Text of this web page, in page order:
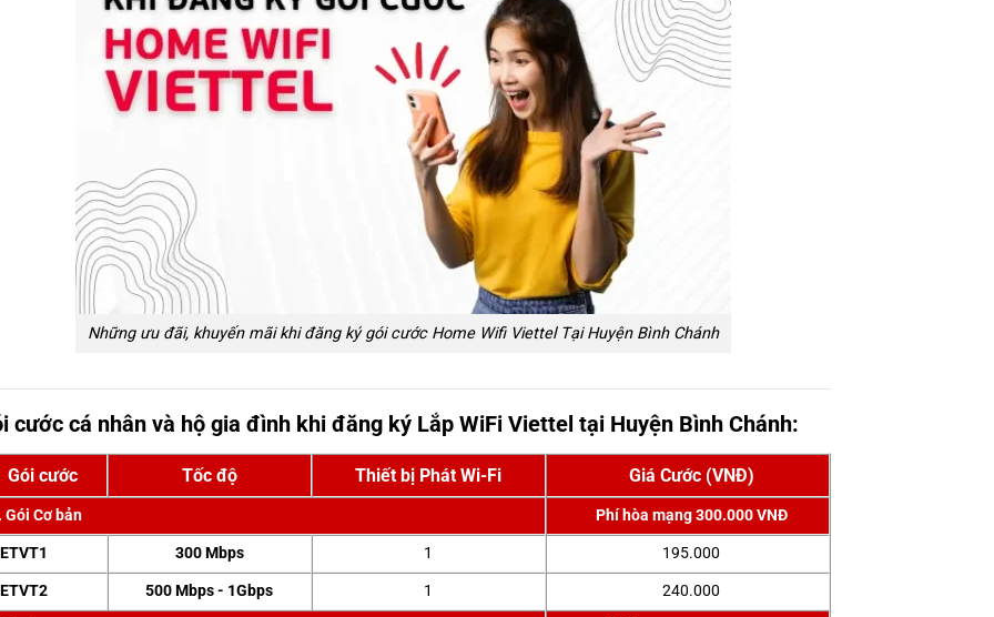
Những ưu đãi, khuyến mãi khi đăng ký gói cước Home Wifi Viettel Tại Huyện Bình Chánh
cước cá nhân và hộ gia đình khi đăng ký Lắp WiFi Viettel tại Huyện Bình Chánh:
Gói cước Tốc độ Thiết bị Phát Wi-Fi Giá Cước (VNĐ)
Gói Cơ bản
Phí hòa mạng 300.000 VNĐ
300 Mbps 1
195.000
500 Mbps - 1Gbps 1
240.000